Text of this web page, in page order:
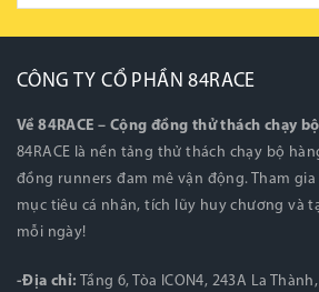
CÔNG TY CỔ PHẦN 84RACE
Về 84RACE – Cộng đồng thử thách chạy
84RACE là nền tảng thử thách chạy bộ
đồng runners đam mê vận động. Tham
mục tiêu cá nhân, tích lũy huy chương và
mỗi ngày!
-Địa chỉ: Tầng 6, Tòa ICON4, 243A La